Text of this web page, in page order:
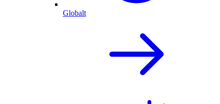
Globalt